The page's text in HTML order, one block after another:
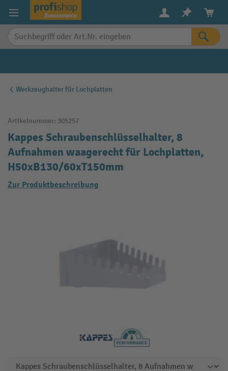
springen
Werkzeughalter für Lochplatten
Artikelnummer: 305257
Kappes Schraubenschlüsselhalter, 8
Aufnahmen waagerecht für Lochplatten,
H50xB130/60xT150mm
Zur Produktbeschreibung